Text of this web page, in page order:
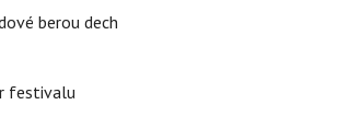
berou dech
festivalu